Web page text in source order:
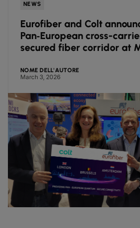
NEWS
Eurofiber and Colt
Pan‑European cross-
secured fiber corridor at
NOME DELL'AUTORE
March 3, 2026